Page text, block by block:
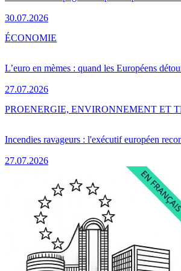
30.07.2026
L’euro en mèmes : quand les Européens
27.07.2026
ÉCONOMIE
Incendies ravageurs : l'exécutif européen
27.07.2026
PROENERGIE, ENVIRONNEMENT ET